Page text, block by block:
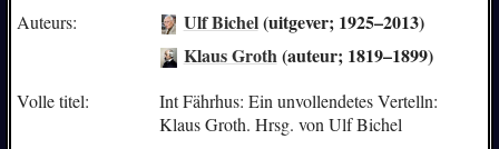
Auteurs: Ulf Bichel(uitgever; 1925–2013)
Klaus Groth (auteur; 1819–1899)
Volle titel:
Int Fährhus: Ein unvollendetes Vertelln:
Klaus Groth. Hrsg. von Ulf Bichel